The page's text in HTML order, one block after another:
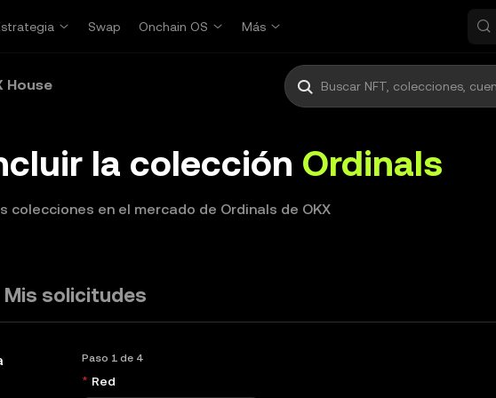
Swap Onchain OS Más
House
la colección Ordinals
colecciones en el mercado de Ordinals de OKX
Mis solicitudes
Paso 1 de 4
Red